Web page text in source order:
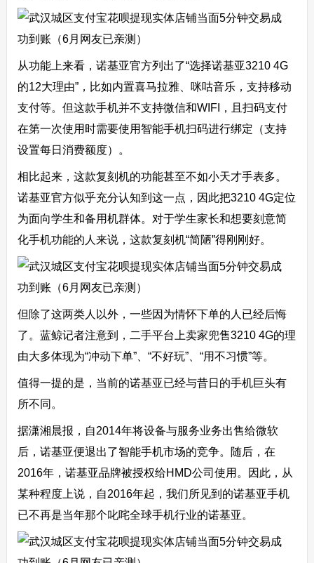
从功能上来看，诺基亚官方列出了“选择诺基亚3210 4G
的12大理由”，比如内置喜马拉雅、咪咕音乐，支持移动
支付等。但这款手机并不支持微信和WIFI，且扫码支付
在第一次使用时需要使用智能手机扫码进行绑定（支持
设置每日消费额度）。
相比起来，这款复刻机的功能甚至不如小天才手表多。
诺基亚官方似乎充分认知到这一点，因此把3210 4G定位
为面向学生和备用机群体。对于学生家长和想要刻意简
化手机功能的人来说，这款复刻机“简陋”得刚刚好。
但除了这两类人以外，一些因为情怀下单的人已经后悔
了。蓝鲸记者注意到，二手平台上卖家兜售3210 4G的理
由大多体现为“冲动下单”、“不好玩”、“用不习惯”等。
值得一提的是，当前的诺基亚已经与昔日的手机巨头有
所不同。
据潇湘晨报，自2014年将设备与服务业务出售给微软
后，诺基亚便退出了智能手机市场的竞争。随后，在
2016年，诺基亚品牌被授权给HMD公司使用。因此，从
某种程度上说，自2016年起，我们所见到的诺基亚手机
已不再是当年那个叱咤全球手机行业的诺基亚。